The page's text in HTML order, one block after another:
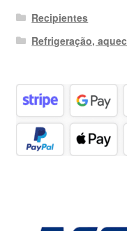
Recipientes
Refrigeração,